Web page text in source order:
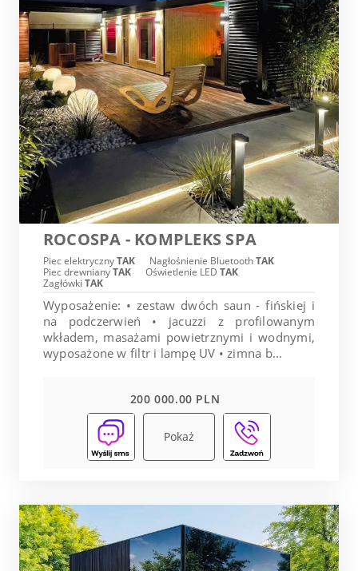
ROCOSPA - KOMPLEKS SPA
Piec elektrycznyTAK Nagłośnienie BluetoothTAK
Piec drewnianyTAK Oświetlenie LED TAK
Zagłówki TAK
Wyposażenie: • zestaw dwóch saun - fińskiej i
na podczerwień • jacuzzi z profilowanym
wkładem, masażami powietrznymi i wodnymi,
wyposażone w filtr i lampę UV • zimna b...
200 000.00 PLN
Pokaż